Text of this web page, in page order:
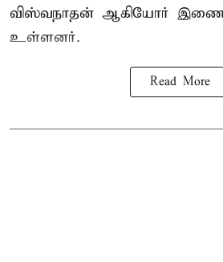
விஸ்வநாதன் ஆகியோர்
உள்ளனர்.
Read More